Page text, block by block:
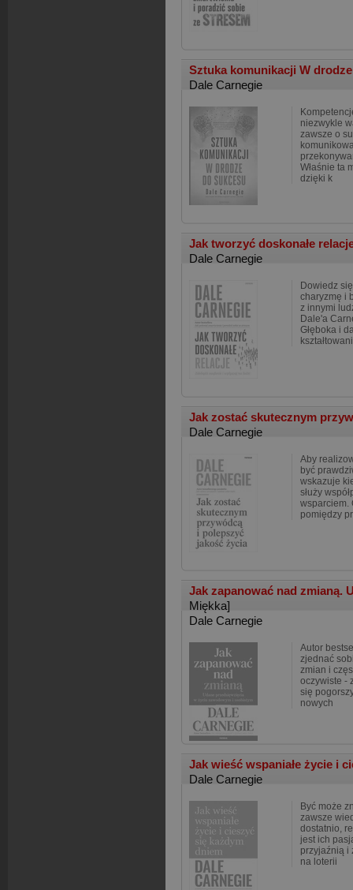
Sztuka komunikacji W
Dale Carnegie
niezwykle
zawsze o
Właśnie ta
dzięki k
Jak tworzyć doskonałe
Dale Carnegie
Dowiedz
charyzmę i
z innymi
Dale'a
Głęboka i
Jak zostać skutecznym
Dale Carnegie
Aby
być
wskazuje
służy
wsparciem.
pomiędzy
Jak zapanować nad zmianą.
Miękka]
Dale Carnegie
Autor
zjednać
zmian i
oczywiste -
się
nowych
Jak wieść wspaniałe życie i
Dale Carnegie
Być może
zawsze
dostatnio,
jest ich
przyjaźnią i
na loterii